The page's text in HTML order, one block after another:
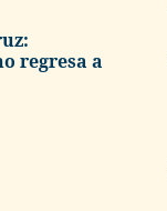
regresa a